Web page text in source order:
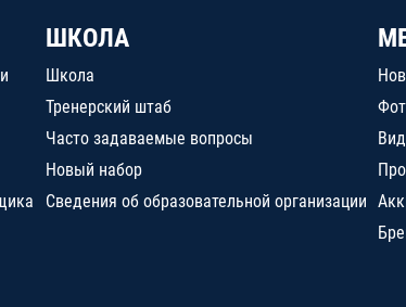
ШКОЛА
Школа
Тренерский штаб
Часто задаваемые вопросы
Новый набор
Сведения об образовательной организации